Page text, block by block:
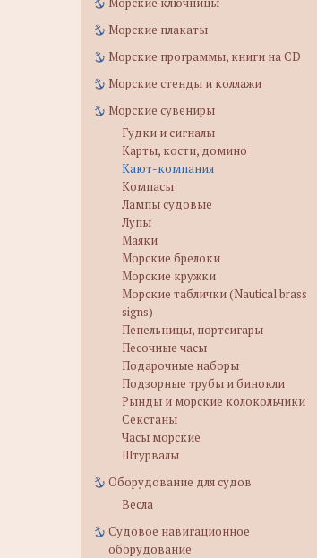
Морские плакаты
Морские программы, книги на CD
Морские стенды и коллажи
Морские сувениры
Гудки и сигналы
Карты, кости, домино
Кают-компания
Компасы
Лампы судовые
Лупы
Маяки
Морские брелоки
Морские кружки
Морские таблички (Nautical brass
signs)
Пепельницы, портсигары
Песочные часы
Подарочные наборы
Подзорные трубы и бинокли
Рынды и морские колокольчики
Секстаны
Часы морские
Штурвалы
Оборудование для судов
Весла
Судовое навигационное
оборудование